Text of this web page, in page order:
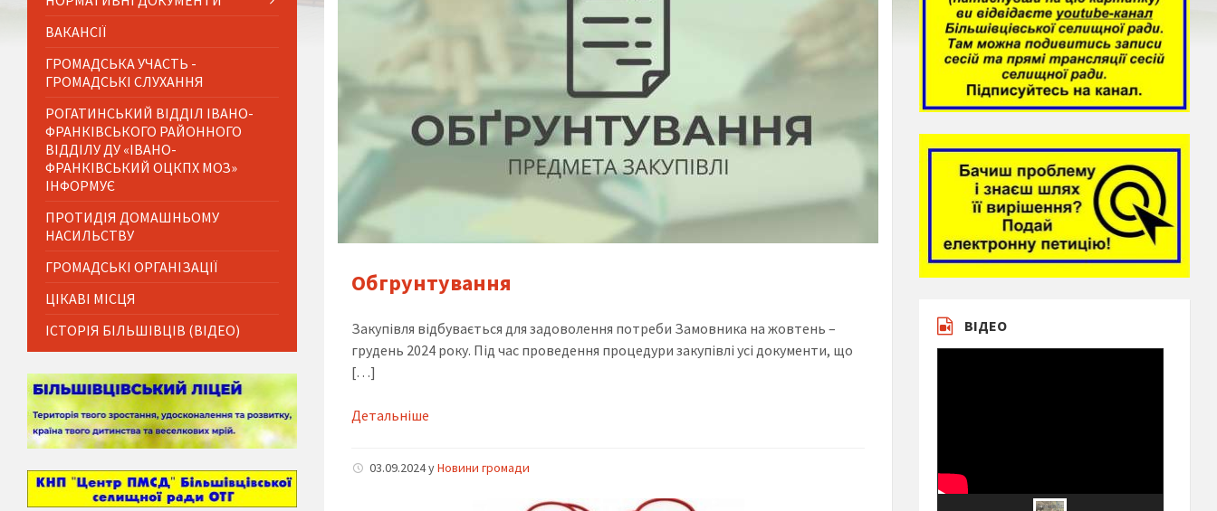
Обгрунтування
Закупівля відбувається для задоволення потреби Замовника на жовтень –
грудень 2024 року. Під час проведення процедури закупівлі усі документи, що
[…]
Детальніше
03.09.2024yНовини громади
ВАКАНСІЇ
ГРОМАДСЬКА УЧАСТЬ -
ГРОМАДСЬКІ СЛУХАННЯ
РОГАТИНСЬКИЙ ВІДДІЛ ІВАНО-
ФРАНКІВСЬКОГО РАЙОННОГО
ВІДДІЛУ ДУ «ІВАНО-
ФРАНКІВСЬКИЙ ОЦКПХ МОЗ»
ІНФОРМУЄ
ПРОТИДІЯ ДОМАШНЬОМУ
НАСИЛЬСТВУ
ГРОМАДСЬКІ ОРГАНІЗАЦІЇ
ЦІКАВІ МІСЦЯ
ІСТОРІЯ БІЛЬШІВЦІВ (ВІДЕО)
ВІДЕО